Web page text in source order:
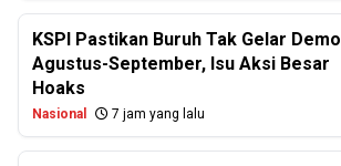
KSPI Pastikan Buruh Tak Gelar Demo
Agustus-September, Isu Aksi Besar
Hoaks
Nasional 7 jam yang lalu